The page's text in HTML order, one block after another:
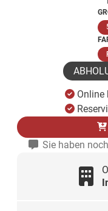
Online
Sie haben